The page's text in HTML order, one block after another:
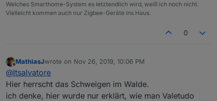
Welches Smarthome-System es letztendlich wird, weiß ich noch nicht.
Vielleicht kommen auch nur Zigbee-Geräte ins Haus.
0
Offline
MathiasJwrote on Nov 26, 2019, 10:06 PM
last edited by
@ltsalvatore
Hier herrscht das Schweigen im Walde.
ich denke, hier wurde nur erklärt, wie man Valetudo